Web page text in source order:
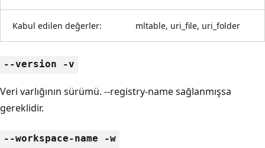
Kabul edilen değerler: mltable, uri_file, uri_folder
--version -v
Veri varlığının sürümü. --registry-name sağlanmışsa
gereklidir.
--workspace-name -w